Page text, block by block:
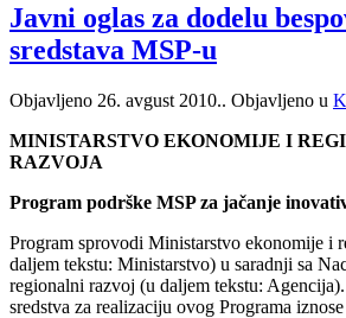
Javni oglas za dodelu
sredstava MSP-u
Objavljeno 26. avgust 2010.. Objavljeno u
MINISTARSTVO EKONOMIJE I
RAZVOJA
Program podrške MSP za jačanje
Program sprovodi Ministarstvo ekonomije i
daljem tekstu: Ministarstvo) u saradnji sa
regionalni razvoj (u daljem tekstu:
sredstva za realizaciju ovog Programa